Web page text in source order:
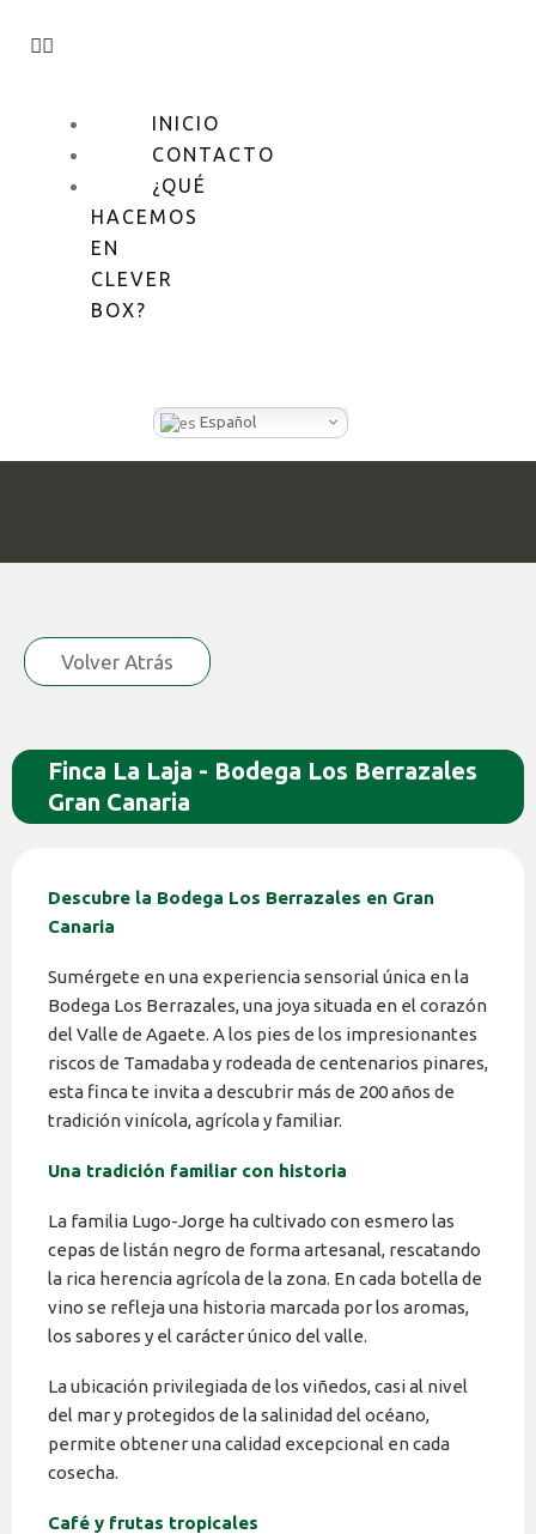
INICIO
CONTACTO
¿QUÉ
HACEMOS
EN
CLEVER
BOX?
Español
Volver Atrás
Finca La Laja - Bodega Los Berrazales
Gran Canaria
Descubre la Bodega Los Berrazales en Gran
Canaria
Sumérgete en una experiencia sensorial única en la
Bodega Los Berrazales, una joya situada en el corazón
del Valle de Agaete. A los pies de los impresionantes
riscos de Tamadaba y rodeada de centenarios pinares,
esta finca te invita a descubrir más de 200 años de
tradición vinícola, agrícola y familiar.
Una tradición familiar con historia
La familia Lugo-Jorge ha cultivado con esmero las
cepas de listán negro de forma artesanal, rescatando
la rica herencia agrícola de la zona. En cada botella de
vino se refleja una historia marcada por los aromas,
los sabores y el carácter único del valle.
La ubicación privilegiada de los viñedos, casi al nivel
del mar y protegidos de la salinidad del océano,
permite obtener una calidad excepcional en cada
cosecha.
Café y frutas tropicales